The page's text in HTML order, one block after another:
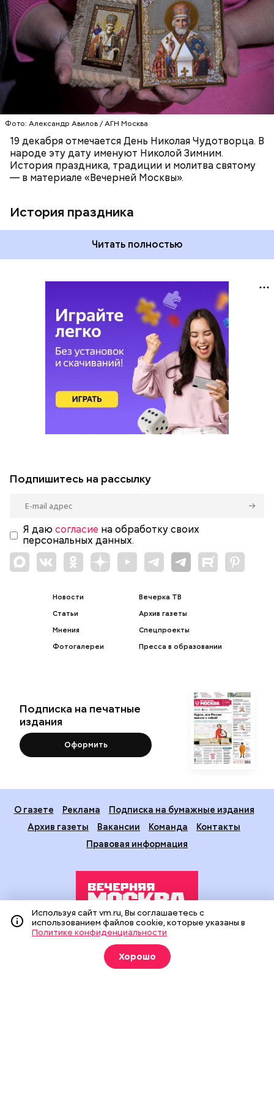
Фото: Александр Авилов / АГН Москва
19 декабря отмечается День Николая Чудотворца. В
народе эту дату именуют Николой Зимним.
История праздника, традиции и молитва святому
— в материале «Вечерней Москвы».
История праздника
язычников.
Читать полностью
ПРАВОСЛАВИЕ
ПРАЗДНИКИ
ХРИСТИАНСТВО
РЕЛИГИЯ ЦЕРКОВЬ
Подпишитесь на рассылку
Я даю согласие на обработку своих
персональных данных.
Новости
Статьи
Мнения
Фотогалереи
Вечерка ТВ
Архив газеты
Спецпроекты
Пресса в образовании
Подписка на печатные
издания
Оформить
О газете Реклама
Подписка на бумажные издания
Архив газеты
Вакансии Команда
Контакты
Правовая информация
Издание создано при финансовой поддержке Департамента
средств массовой информации и рекламы города Москвы.
На сайте применяются рекомендательные технологии
(информационные технологии предоставления информации
Используя сайт vm.ru, Вы соглашаетесь с
использованием файлов cookie, которые указаны в
Политике конфиденциальности
Хорошо